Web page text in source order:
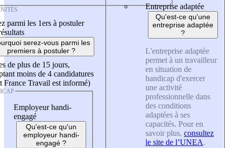
parmi les 1ers à postuler
serez-vous parmi les
premiers à postuler ?
de plus de 15 jours,
moins de 4 candidatures
France Travail est informé)
Employeur handi-
engagé
Qu'est-ce qu'un
employeur handi-
engagé ?
Entreprise adaptée
Qu'est-ce qu'une
entreprise adaptée
?
L'entreprise adaptée
permet à un travailleur
en situation de
handicap d'exercer
une activité
professionnelle dans
des conditions
adaptées à ses
capacités. Pour en
savoir plus, consultez
le site de l’UNEA.